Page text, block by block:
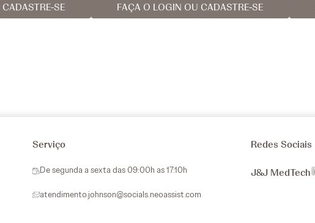
SE FAÇA O LOGIN OU CADASTRE-SE
Serviço
De segunda a sexta das 09:00h as 17:10h
atendimento.johnson@socials.neoassist.com
Redes Sociais
J&J MedTech